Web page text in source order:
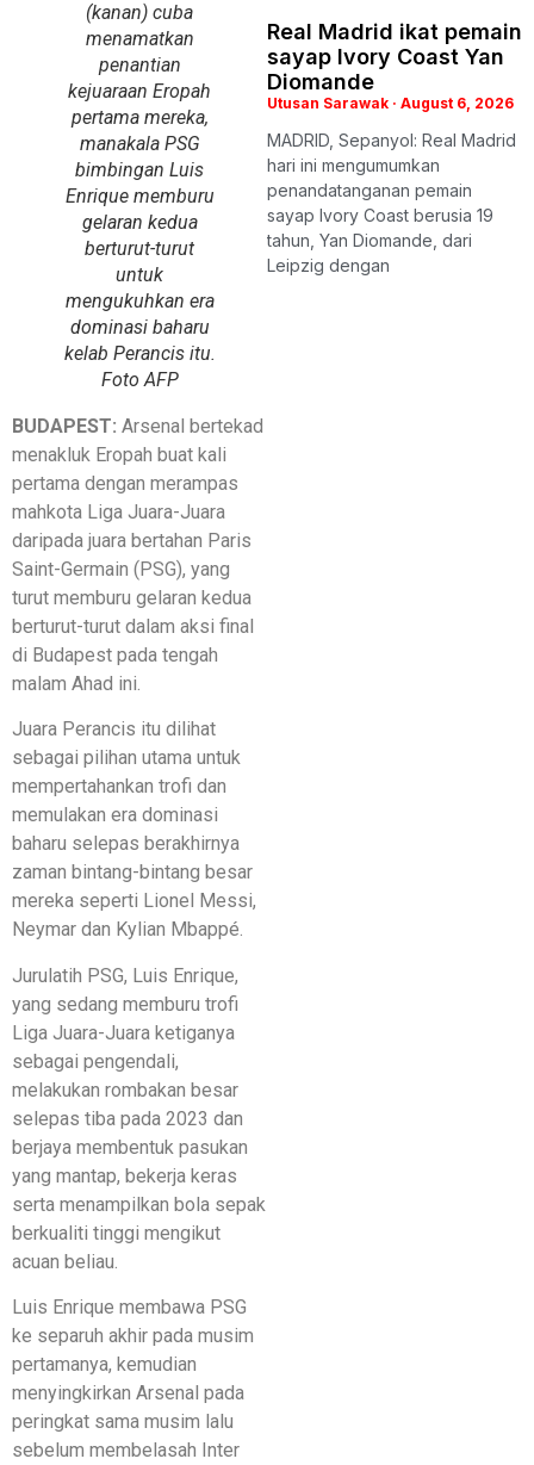
(kanan) cuba
menamatkan
penantian
kejuaraan Eropah
pertama mereka,
manakala PSG
bimbingan Luis
Enrique memburu
gelaran kedua
berturut-turut
untuk
mengukuhkan era
dominasi baharu
kelab Perancis itu.
Foto AFP
BUDAPEST: Arsenal bertekad
menakluk Eropah buat kali
pertama dengan merampas
mahkota Liga Juara-Juara
daripada juara bertahan Paris
Saint-Germain (PSG), yang
turut memburu gelaran kedua
berturut-turut dalam aksi final
di Budapest pada tengah
malam Ahad ini.
Juara Perancis itu dilihat
sebagai pilihan utama untuk
mempertahankan trofi dan
memulakan era dominasi
baharu selepas berakhirnya
zaman bintang-bintang besar
mereka seperti Lionel Messi,
Neymar dan Kylian Mbappé.
Jurulatih PSG, Luis Enrique,
yang sedang memburu trofi
Liga Juara-Juara ketiganya
sebagai pengendali,
melakukan rombakan besar
selepas tiba pada 2023 dan
berjaya membentuk pasukan
yang mantap, bekerja keras
serta menampilkan bola sepak
berkualiti tinggi mengikut
acuan beliau.
Luis Enrique membawa PSG
ke separuh akhir pada musim
pertamanya, kemudian
menyingkirkan Arsenal pada
peringkat sama musim lalu
sebelum membelasah Inter
Real Madrid ikat pemain
sayap Ivory Coast Yan
Diomande
Utusan Sarawak August 6, 2026
MADRID, Sepanyol: Real Madrid
hari ini mengumumkan
penandatanganan pemain
sayap Ivory Coast berusia 19
tahun, Yan Diomande, dari
Leipzig dengan